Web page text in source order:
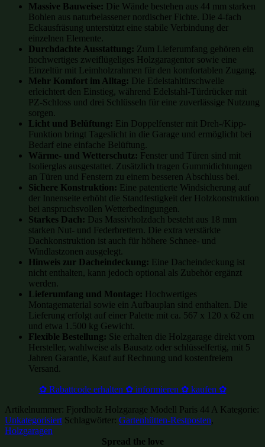
Massive Bauweise: Die Wände bestehen aus 44 mm starken
Bohlen aus naturbelassener nordischer Fichte. Die 4-fach
Eckausfräsung unterstützt eine stabile Verbindung der
einzelnen Elemente.
Durchdachte Ausstattung: Zum Lieferumfang gehören ein
hochwertiges zweiflügeliges Holzgaragentor sowie eine
Einzeltür mit Leimholzrahmen für den komfortablen Zugang.
Mehr Komfort im Alltag: Die Edelstahltürschwelle
erleichtert den Einstieg, während Edelstahl-Türdrücker mit
PZ-Schloss und drei Schlüsseln für eine zuverlässige Nutzung
sorgen.
Licht und Belüftung: Ein Doppelfenster mit Dreh-/Kipp-
Funktion bringt Tageslicht in die Garage und ermöglicht bei
Bedarf eine einfache Belüftung.
Wärme- und Wetterschutz: Fenster und Türen sind mit
Isolierglas ausgestattet. Zusätzlich tragen Gummidichtungen
an Türen und Fenstern zu einem besseren Abschluss bei.
Sichere Konstruktion: Eine patentierte Windsicherung auf
der Innenseite erhöht die Standfestigkeit der Holzkonstruktion
bei anspruchsvollen Wetterbedingungen.
Starkes Dach: Das Massivholzdach besteht aus 18 mm
starken Nut- und Federbrettern. Die extra verstärkte
Dachkonstruktion ist auch für höhere Schnee- und
Windlastzonen ausgelegt.
Hinweis zur Dacheindeckung: Eine Dacheindeckung ist
nicht enthalten, kann jedoch optional als Zubehör ergänzt
werden.
Lieferumfang und Montage: Hochwertiges
Montagematerial sowie ein Aufbauplan sind enthalten. Die
Lieferung erfolgt auf einer Palette mit ca. 567 x 120 x 62 cm
und etwa 1.500 kg Gewicht.
Flexible Bestellung: Sie erhalten die Holzgarage direkt vom
Hersteller, wahlweise als Bausatz oder schlüsselfertig, mit 5
Jahren Garantie, Kauf auf Rechnung und kostenfreiem
Versand.
✿ Rabattcode erhalten ✿ informieren ✿ kaufen ✿
Artikelnummer: Fjordholz Holzgarage Modell Paris 44 A Kategorie:
Unkategorisiert Schlagwörter: Gartenhütten-Restposten,
Holzgaragen
Spread the love